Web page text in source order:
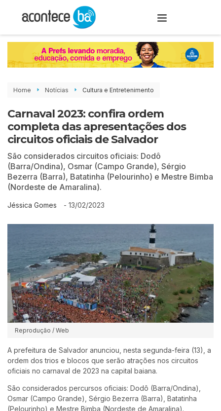
Home Notícias Cultura e Entretenimento
Carnaval 2023: confira ordem
completa das apresentações dos
circuitos oficiais de Salvador
São considerados circuitos oficiais: Dodô
(Barra/Ondina), Osmar (Campo Grande), Sérgio
Bezerra (Barra), Batatinha (Pelourinho) e Mestre Bimba
(Nordeste de Amaralina).
Jéssica Gomes - 13/02/2023
Reprodução / Web
A prefeitura de Salvador anunciou, nesta segunda-feira (13), a
ordem dos trios e blocos que serão atrações nos circuitos
oficiais no carnaval de 2023 na capital baiana.
São considerados percursos oficiais: Dodô (Barra/Ondina),
Osmar (Campo Grande), Sérgio Bezerra (Barra), Batatinha
(Pelourinho) e Mestre Bimba (Nordeste de Amaralina).